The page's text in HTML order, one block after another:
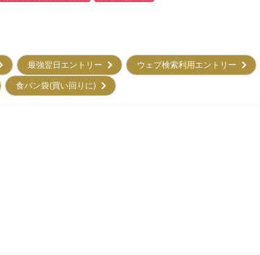
最強翌日エントリー ウェブ検索利用エントリー
食パン袋(買い回りに)